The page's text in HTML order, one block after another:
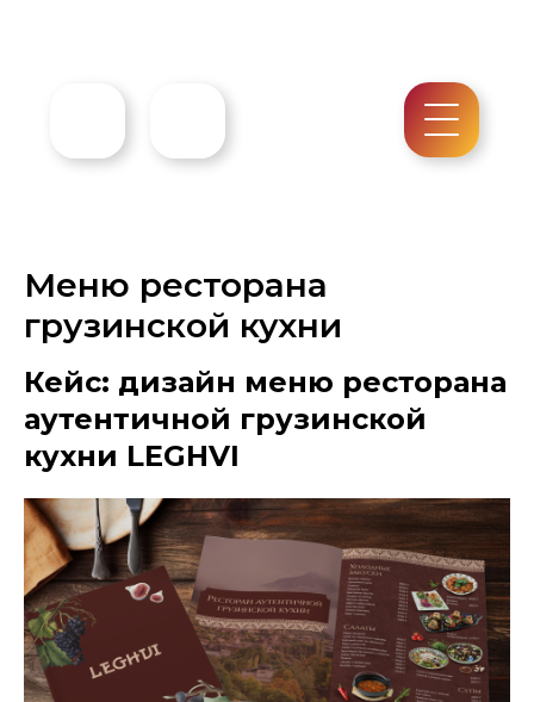
Меню ресторана
грузинской кухни
Кейс: дизайн меню ресторана
аутентичной грузинской
кухни LEGHVI